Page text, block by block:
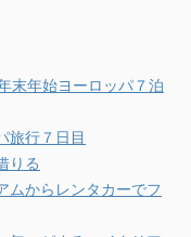
末年始ヨーロッパ７泊
旅行７日目
りる
ムからレンタカーでフ